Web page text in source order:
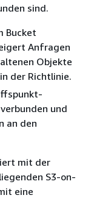
sind.
Bucket
Anfragen
Objekte
der Richtlinie.
und
an den
mit der
S3-on-
eine